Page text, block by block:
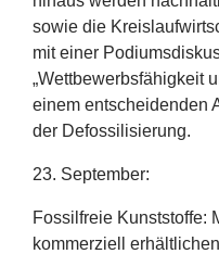
sowie die
mit einer
„Wettbewerbsfähigkeit
einem entscheidenden
der Defossilisierung.
23. September:
Fossilfreie Kunststoffe:
kommerziell